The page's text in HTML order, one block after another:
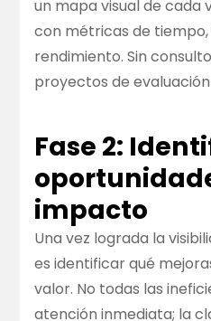
un mapa visual de cada
con métricas de
rendimiento. Sin
proyectos de
Fase 2:
impacto
Una vez lograda la
es identificar qué
valor. No todas las
atención inmediata; la